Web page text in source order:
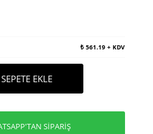
₺561.19 + KDV
SEPETE EKLE
SİPARİŞ